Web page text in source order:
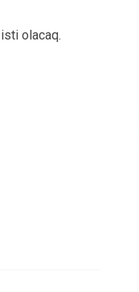
olacaq.